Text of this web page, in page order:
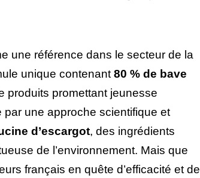
une référence dans le secteur de la
unique contenant 80 % de bave
produits promettant jeunesse
une approche scientifique et
d’escargot, des ingrédients
de l’environnement. Mais que
français en quête d’efficacité et de